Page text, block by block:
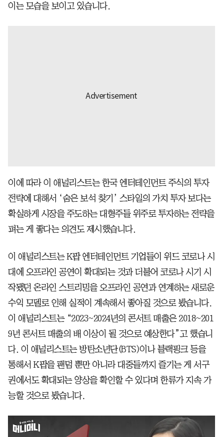
이는 모습을 보이고 있습니다.
이에 따라 이 애널리스트는 한국 엔터테인먼트 주식의 투자
전략에 대해서 ‘숨은 보석 찾기’ 스타일의 가치 투자 보다는
확실하게 시장을 주도하는 대형주들 위주로 투자하는 전략을
펴는 게 좋다는 의견도 제시했습니다.
이 애널리스트는 K팝 엔터테인먼트 기업들이 위드 코로나 시
대에 오프라인 공연이 확대되는 것과 더불어 코로나 시기 시
작됐던 온라인 스트리밍을 오프라인 공연과 연계하는 새로운
수익 모델로 인해 실적이 계속해서 좋아질 것으로 봤습니다.
이 애널리스트는 “2023~2024년의 콘서트 매출은 2018~201
9년 콘서트 매출의 배 이상이 될 것으로 예상한다”고 했습니
다. 이 애널리스트는 방탄소년단(BTS)이나 블랙핑크 등을
통해서 K팝을 팬덤 뿐만 아니라 대중들까지 즐기는 게 서구
권에서도 확대되는 양상을 확인할 수 있다며 한류가 지속 가
능할 것으로 봤습니다.